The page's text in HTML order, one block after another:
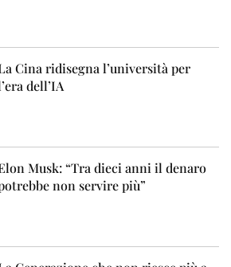
Cina ridisegna l’università per
dell’IA
Musk: “Tra dieci anni il denaro
non servire più”